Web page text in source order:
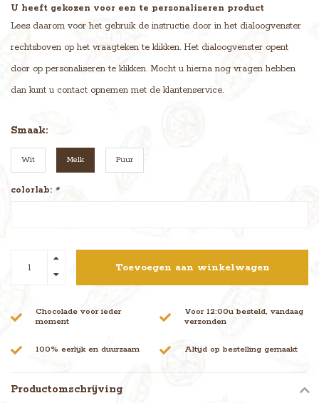
U heeft gekozen voor een te personaliseren product
Lees daarom voor het gebruik de instructie door in het dialoogvenster
rechtsboven op het vraagteken te klikken. Het dialoogvenster opent
door op personaliseren te klikken. Mocht u hierna nog vragen hebben
dan kunt u contact opnemen met de klantenservice.
Smaak:
Wit Melk Puur
colorlab: *
Toevoegen aan winkelwagen
Chocolade voor ieder
moment
Voor 12:00u besteld, vandaag
verzonden
100% eerlijk en duurzaam Altijd op bestelling gemaakt
Productomschrijving